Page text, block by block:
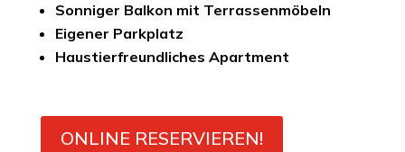
Sonniger Balkon mit Terrassenmöbeln
Eigener Parkplatz
Haustierfreundliches Apartment
ONLINE RESERVIEREN!